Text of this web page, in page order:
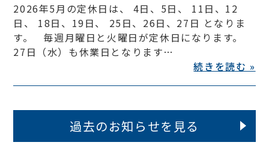
2026年5月の定休日は、 4日、5日、 11日、12
日、 18日、19日、 25日、26日、27日 となりま
す。 毎週月曜日と火曜日が定休日になります。
27日（水）も休業日となります…
続きを読む »
過去のお知らせを見る